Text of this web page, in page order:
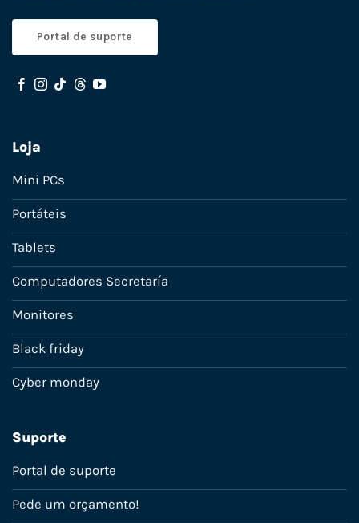
Portal de suporte
Loja
Mini PCs
Portáteis
Tablets
Computadores Secretaría
Monitores
Black friday
Cyber monday
Suporte
Portal de suporte
Pede um orçamento!